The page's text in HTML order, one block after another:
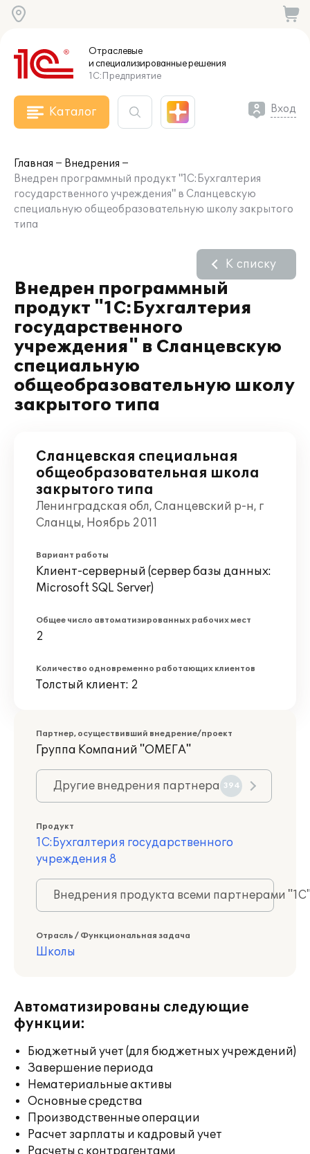
Отраслевые
и специализированныерешения
1С:Предприятие
Каталог Вход
Главная
Внедрения
Внедрен программный продукт "1С:Бухгалтерия
государственного учреждения" в Сланцевскую
специальную общеобразовательную школу закрытого
типа
Внедрен программный
продукт "1С:Бухгалтерия
государственного
учреждения" в Сланцевскую
специальную
общеобразовательную школу
закрытого типа
К списку
Сланцевская специальная
общеобразовательная школа
закрытого типа
Ленинградская обл, Сланцевский р-н, г
Сланцы, Ноябрь 2011
Вариант работы
Клиент-серверный (сервер базы данных:
Microsoft SQL Server)
Общее число автоматизированных рабочих мест
2
Количество одновременно работающих клиентов
Толстый клиент: 2
Партнер, осуществивший внедрение/проект
Группа Компаний "ОМЕГА"
Другие внедрения партнера 394
Продукт
1С:Бухгалтерия государственного
учреждения 8
Внедрения продукта всеми партнерами
Отрасль / Функциональная задача
Школы
Автоматизированы следующие
функции:
Бюджетный учет (для бюджетных учреждений)
Завершение периода
Нематериальные активы
Основные средства
Производственные операции
Расчет зарплаты и кадровый учет
Расчеты с контрагентами